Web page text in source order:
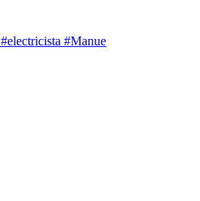
#electricista #Manue